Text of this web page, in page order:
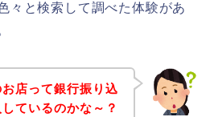
々と検索して調べた体験があ
店って銀行振り込
ているのかな～？